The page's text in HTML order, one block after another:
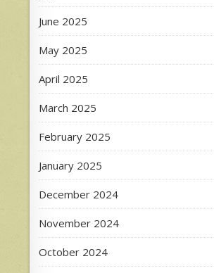
June 2025
May 2025
April 2025
March 2025
February 2025
January 2025
December 2024
November 2024
October 2024